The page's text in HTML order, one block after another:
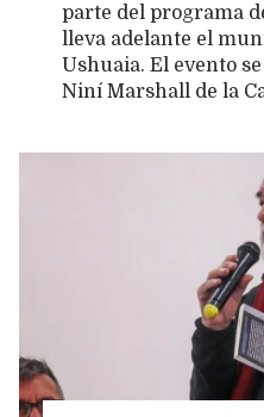
parte del programa
lleva adelante el
Ushuaia. El evento
Niní Marshall de la